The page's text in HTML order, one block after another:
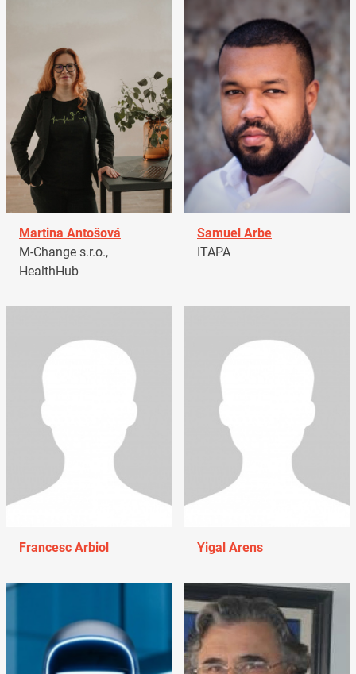
Martina Antošová
M-Change s.r.o.,
HealthHub
Samuel Arbe
ITAPA
Francesc Arbiol Yigal Arens